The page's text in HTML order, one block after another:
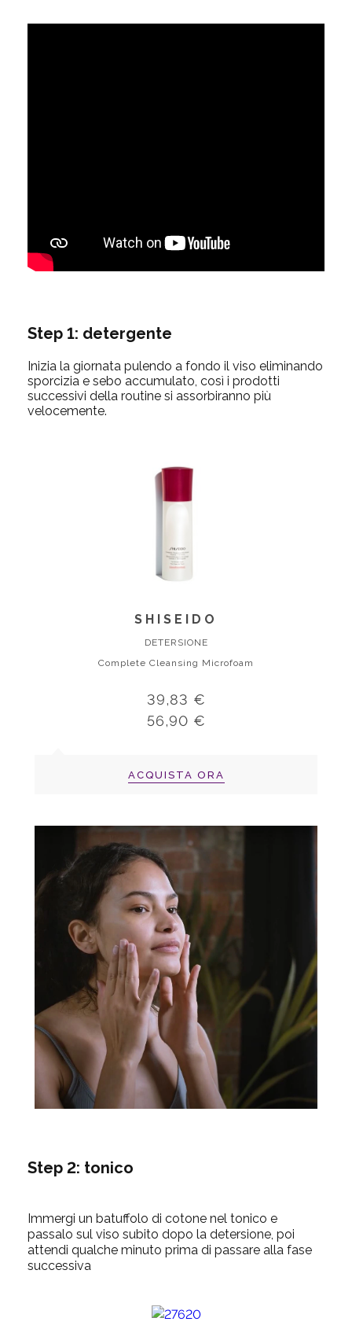
Step 1: detergente
Inizia la giornata pulendo a fondo il viso eliminando
sporcizia e sebo accumulato, così i prodotti
successivi della routine si assorbiranno più
velocemente.
SHISEIDO
DETERSIONE
Complete Cleansing Microfoam
39,83 €
56,90 €
ACQUISTA ORA
Step 2: tonico
Immergi un batuffolo di cotone nel tonico e
passalo sul viso subito dopo la detersione, poi
attendi qualche minuto prima di passare alla fase
successiva